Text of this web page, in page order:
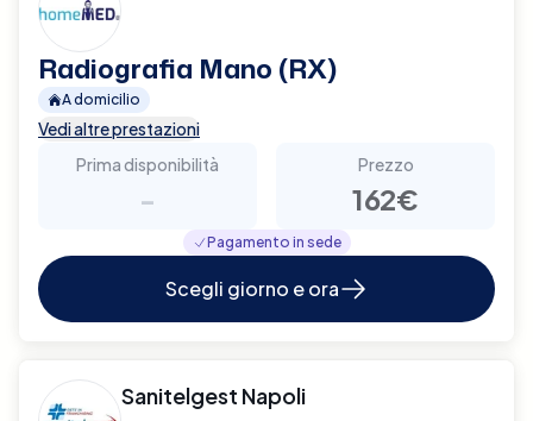
Radiografia Mano (RX)
A domicilio
Vedi altre prestazioni
Prima disponibilità
-
Prezzo
162€
Pagamento in sede
Scegli giorno e ora
Sanitelgest Napoli